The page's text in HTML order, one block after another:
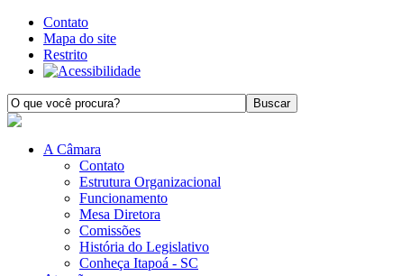
Contato
Mapa do site
Restrito
A Câmara
Contato
Estrutura Organizacional
Funcionamento
Mesa Diretora
Comissões
História do Legislativo
Conheça Itapoá - SC